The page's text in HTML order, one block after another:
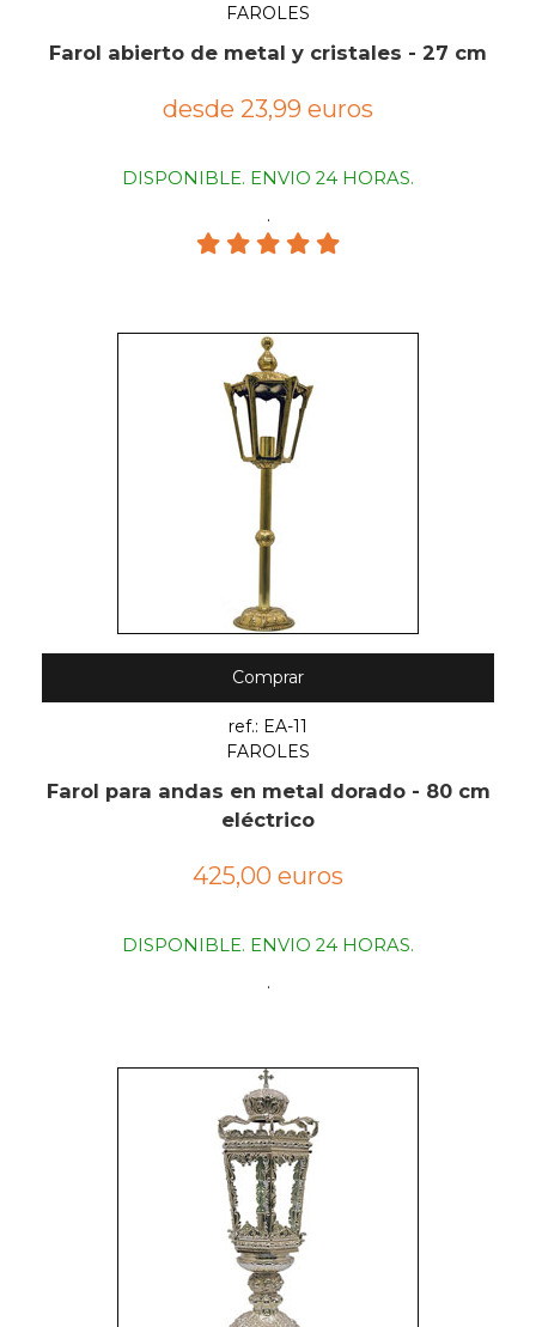
FAROLES
Farol abierto de metal y cristales - 27 cm
desde 23,99 euros
DISPONIBLE. ENVIO 24 HORAS.
.
Comprar
ref.: EA-11
FAROLES
Farol para andas en metal dorado - 80 cm
eléctrico
425,00 euros
DISPONIBLE. ENVIO 24 HORAS.
.